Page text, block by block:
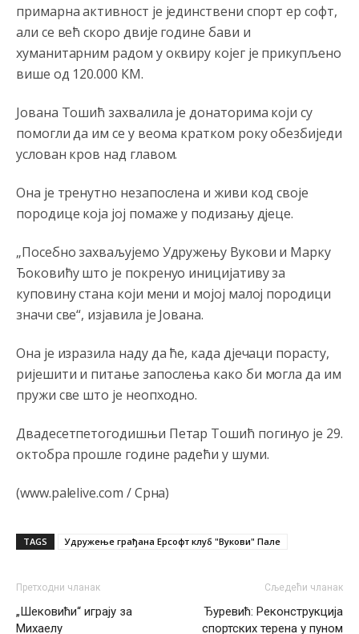
примарна активност је јединствени спорт ер софт,
али се већ скоро двије године бави и
хуманитарним радом у оквиру којег је прикупљено
више од 120.000 КМ.
Јована Тошић захвалила је донаторима који су
помогли да им се у веома кратком року обезбиједи
услован кров над главом.
Она је тренутно незапослена и живи код своје
породице која јој помаже у подизању дјеце.
„Посебно захваљујемо Удружењу Вукови и Марку
Ђоковићу што је покренуо иницијативу за
куповину стана који мени и мојој малој породици
значи све“, изјавила је Јована.
Она је изразила наду да ће, када дјечаци порасту,
ријешити и питање запослења како би могла да им
пружи све што је неопходно.
Двадесетпетогодишњи Петар Тошић погинуо је 29.
октобра прошле године радећи у шуми.
(www.palelive.com / Срна)
TAGS Удружење грађана Ерсофт клуб "Вукови" Пале
Претходни чланак
„Шековићи“ играју за
Михаелу
Сљедећи чланак
Ђуревић: Реконструкција
спортских терена у пуном
Promjeni dilera
Vise je Republika SRPSKA drzava nego Kosovo. Sa
Kosova se Srbi mogu i lijecit i skolovat i glasat u Srbij. A
Srpskoj. Zato zivjela REPUBLIKA SRPSKA
8/6/2026
10:21
Анонимно2807447
породицама?
Анонимно2807441 8/6/2026 10:22
накотило се
Анонимно2806721 8/6/2026 11:21
Kosovo je država a manji BH entitet pokrajina.Što se tiče
arapa po Palama i Jahorini,ostavljaju vam pare a vi se
smeškate .Da ne bi možda da vam šalju poštom a da ne
dolaze? Kurko
Анонимно2807791 8/6/2026
р а ц по самару луди турко.
mu je porodica znala da je glup!